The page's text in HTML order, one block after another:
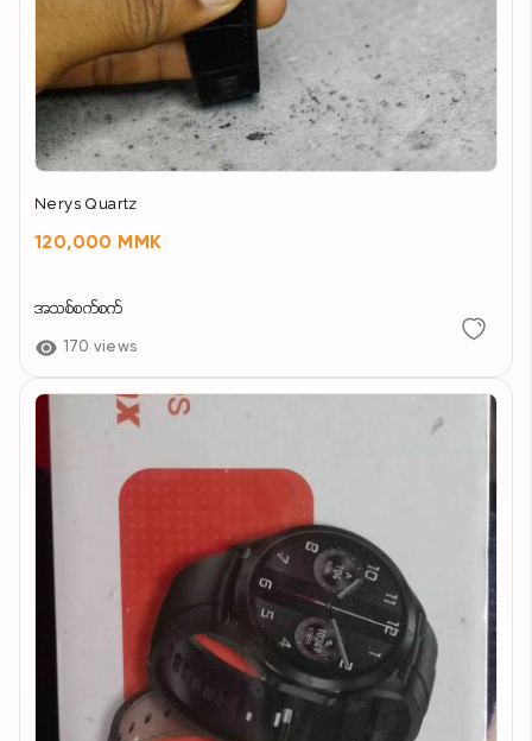
Nerys Quartz
120,000 MMK
အသစ်စက်စက်
170 views